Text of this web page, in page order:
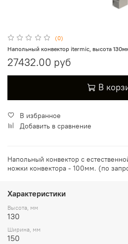
(0)
Напольный конвектор itermic, высота
27432.00 руб
В
В избранное
Добавить в сравнение
Напольный конвектор с
ножки конвектора - 100мм. (по
Характеристики
Высота, мм
130
Ширина, мм
150